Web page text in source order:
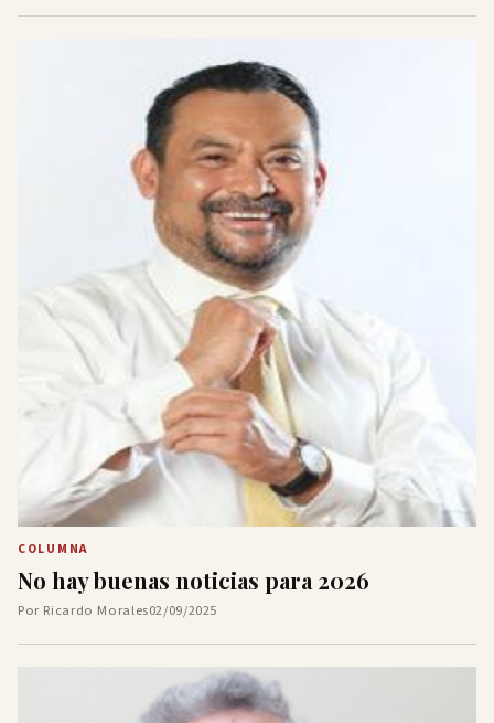
COLUMNA
No hay buenas noticias para 2026
Por Ricardo Morales02/09/2025